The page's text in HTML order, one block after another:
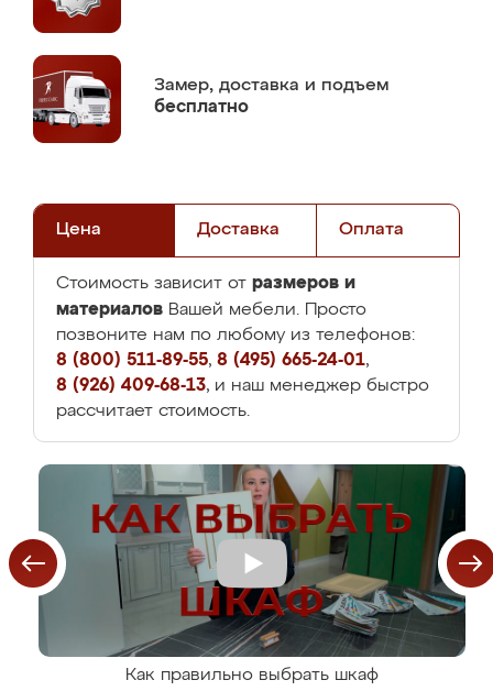
Замер, доставка и подъем
бесплатно
Цена Доставка Оплата
Стоимость зависит от размеров и
материалов Вашей мебели. Просто
позвоните нам по любому из телефонов:
8 (800) 511-89-55, 8 (495) 665-24-01,
8 (926) 409-68-13, и наш менеджер быстро
рассчитает стоимость.
Как правильно выбрать шкаф